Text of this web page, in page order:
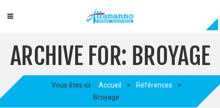
ARCHIVE FOR: BROYAGE
Vous êtes ici : Accueil > Références
>
Broyage